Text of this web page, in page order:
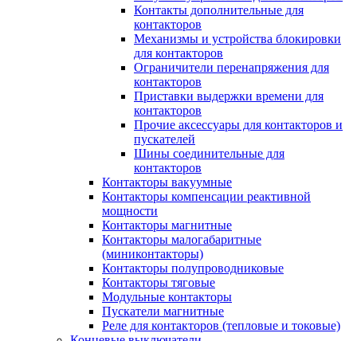
Контакты дополнительные для
контакторов
Механизмы и устройства блокировки
для контакторов
Ограничители перенапряжения для
контакторов
Приставки выдержки времени для
контакторов
Прочие аксессуары для контакторов и
пускателей
Шины соединительные для
контакторов
Контакторы вакуумные
Контакторы компенсации реактивной
мощности
Контакторы магнитные
Контакторы малогабаритные
(миниконтакторы)
Контакторы полупроводниковые
Контакторы тяговые
Модульные контакторы
Пускатели магнитные
Реле для контакторов (тепловые и токовые)